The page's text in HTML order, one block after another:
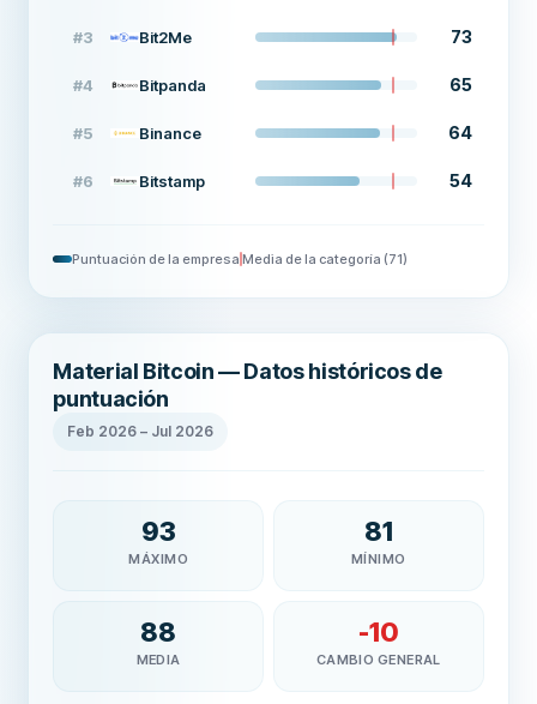
#3 Bit2Me 73
#4 Bitpanda 65
#5 Binance 64
#6 Bitstamp 54
Puntuación de la empresa Media de la categoría (71)
Material Bitcoin — Datos históricos de
puntuación
Feb 2026 – Jul 2026
93
MÁXIMO
81
MÍNIMO
88
MEDIA
-10
CAMBIO GENERAL